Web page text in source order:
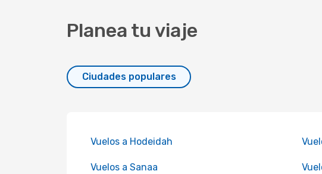
Planea tu viaje
Ciudades populares
Vuelos a Hodeidah
Vuelos a Sanaa